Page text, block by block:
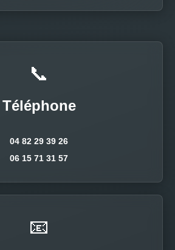
📞
Téléphone
04 82 29 39 26
06 15 71 31 57
📧